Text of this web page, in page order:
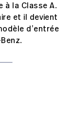
à la Classe A.
et il devient
d’entrée